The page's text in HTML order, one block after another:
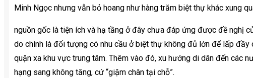
Minh Ngọc nhưng vẫn bỏ hoang như hàng trăm biệt thự khác xung
nguồn gốc là tiện ích và hạ tầng ở đây chưa đáp ứng được đề nghị
do chính là đối tượng có nhu cầu ở biệt thự không đủ lớn để lấp
quận xa khu vực trung tâm. Thêm vào đó, xu hướng di dân đến các
hạng sang không tăng, cứ “giậm chân tại chỗ”.